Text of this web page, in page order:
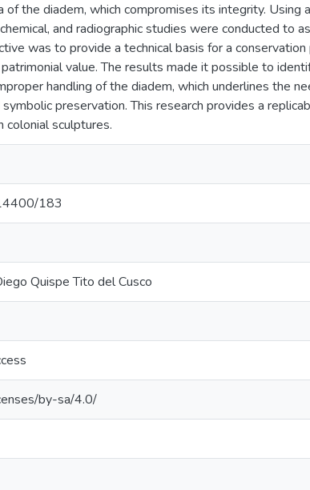
of the diadem, which compromises its integrity. Using
and radiographic studies were conducted to
was to provide a technical basis for a
value. The results made it possible to
handling of the diadem, which underlines the
preservation. This research provides a
colonial sculptures.
183
Quispe Tito del Cusco
by-sa/4.0/